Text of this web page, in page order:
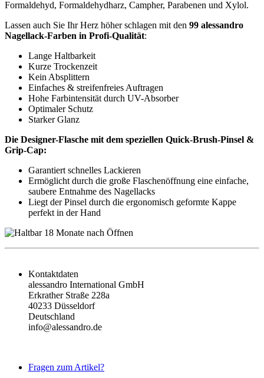
Formaldehyd, Formaldehydharz, Campher, Parabenen und Xylol.
Lassen auch Sie Ihr Herz höher schlagen mit den 99 alessandro
Nagellack-Farben in Profi-Qualität:
Lange Haltbarkeit
Kurze Trockenzeit
Kein Absplittern
Einfaches & streifenfreies Auftragen
Hohe Farbintensität durch UV-Absorber
Optimaler Schutz
Starker Glanz
Die Designer-Flasche mit dem speziellen Quick-Brush-Pinsel &
Grip-Cap:
Garantiert schnelles Lackieren
Ermöglicht durch die große Flaschenöffnung eine einfache,
saubere Entnahme des Nagellacks
Liegt der Pinsel durch die ergonomisch geformte Kappe
perfekt in der Hand
Kontaktdaten
alessandro International GmbH
Erkrather Straße 228a
40233 Düsseldorf
Deutschland
info@alessandro.de
Fragen zum Artikel?